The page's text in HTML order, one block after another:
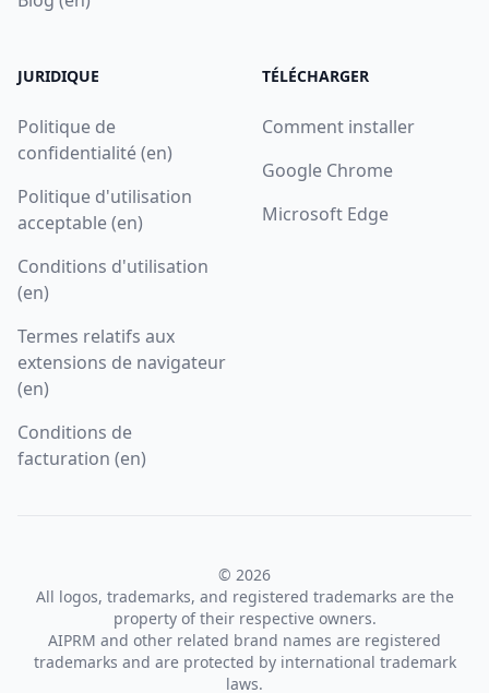
JURIDIQUE
Politique de
confidentialité (en)
Politique d'utilisation
acceptable (en)
Conditions d'utilisation
(en)
Termes relatifs aux
extensions de navigateur
(en)
Conditions de
facturation (en)
TÉLÉCHARGER
Comment installer
Google Chrome
Microsoft Edge
© 2026
All logos, trademarks, and registered trademarks are the
property of their respective owners.
AIPRM and other related brand names are registered
trademarks and are protected by international trademark
laws.